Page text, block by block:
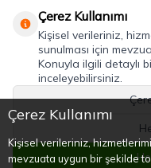
Çerez Kullanımı
Kişisel verileriniz,
mevzuata uygun bir şekilde
Çerez Kullanımı
Kişisel verileriniz,
sunulması için
Konuyla ilgili detaylı
inceleyebilirsiniz.